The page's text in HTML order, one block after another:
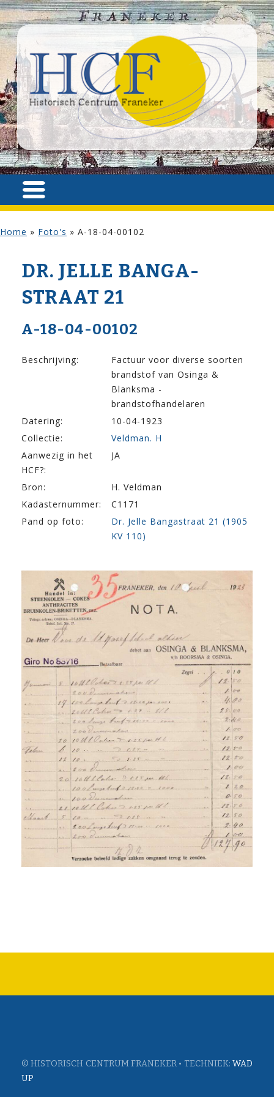
Home » Foto's » A-18-04-00102
DR. JELLE BANGA­
STRAAT 21
A-18-04-00102
Beschrijving:
Factuur voor diverse soorten
brandstof van Osinga &
Blanksma -
brandstofhandelaren
Datering:
10-04-1923
Collectie:
Veldman. H
Aanwezig in het
HCF?:
JA
Bron:
H. Veldman
Kadasternummer:
C1171
Pand op foto:
Dr. Jelle Bangastraat 21 (1905
KV 110)
© HISTORISCH CENTRUM FRANEKER • TECHNIEK: WAD
UP